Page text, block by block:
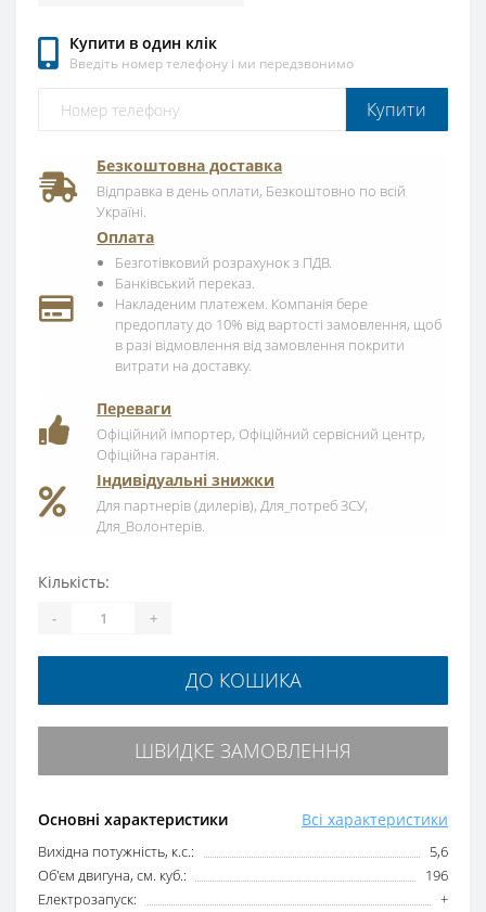
Купити в один клік
Введіть номер телефону і ми передзвонимо
Купити
Безкоштовна доставка
Відправка в день оплати, Безкоштовно по всій
Україні.
Оплата
Безготівковий розрахунок з ПДВ.
Банківський переказ.
Накладеним платежем. Компанія бере
предоплату до 10% від вартості замовлення, щоб
в разі відмовлення від замовлення покрити
витрати на доставку.
Переваги
Офіційний імпортер, Офіційний сервісний центр,
Офіційна гарантія.
Індивідуальні знижки
Для партнерів (дилерів), Для_потреб ЗСУ,
Для_Волонтерів.
Основні характеристики Всі характеристики
Вихідна потужність, к.с.:
5,6
Об'єм двигуна, см. куб.:
196
Електрозапуск:
+
Кількість:
- +
ДО КОШИКА
ШВИДКЕ ЗАМОВЛЕННЯ